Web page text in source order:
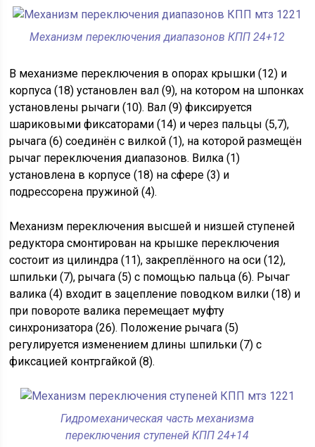
Механизм переключения диапазонов КПП 24+12
В механизме переключения в опорах крышки (12) и
корпуса (18) установлен вал (9), на котором на шпонках
установлены рычаги (10). Вал (9) фиксируется
шариковыми фиксаторами (14) и через пальцы (5,7),
рычага (6) соединён с вилкой (1), на которой размещён
рычаг переключения диапазонов. Вилка (1)
установлена в корпусе (18) на сфере (3) и
подрессорена пружиной (4).
Механизм переключения высшей и низшей ступеней
редуктора смонтирован на крышке переключения
состоит из цилиндра (11), закреплённого на оси (12),
шпильки (7), рычага (5) с помощью пальца (6). Рычаг
валика (4) входит в зацепление поводком вилки (18) и
при повороте валика перемещает муфту
синхронизатора (26). Положение рычага (5)
регулируется изменением длины шпильки (7) с
фиксацией контргайкой (8).
Гидромеханическая часть механизма
переключения ступеней КПП 24+14